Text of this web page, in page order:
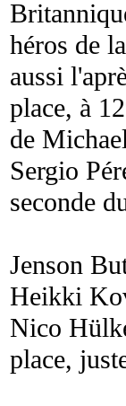
héros de
aussi
place, à
de
Sergio
seconde
Jenson
Heikki
Nico
place,